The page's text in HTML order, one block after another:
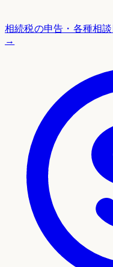
相続税の申告・各種相談
→